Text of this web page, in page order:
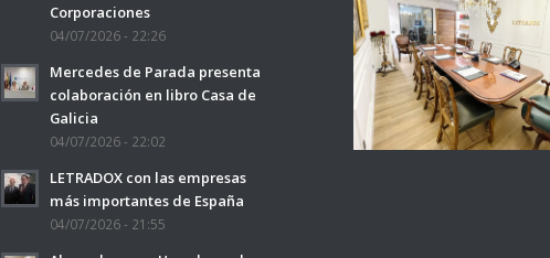
Corporaciones
04/07/2026 - 22:26
Mercedes de Parada presenta
colaboración en libro Casa de
Galicia
04/07/2026 - 22:02
LETRADOX con las empresas
más importantes de España
04/07/2026 - 21:55